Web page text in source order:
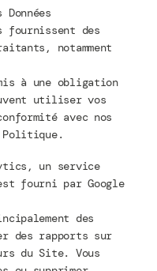
Données
fournissent des
notamment
à une obligation
utiliser vos
avec nos
un service
fourni par Google
des
des rapports sur
du Site. Vous